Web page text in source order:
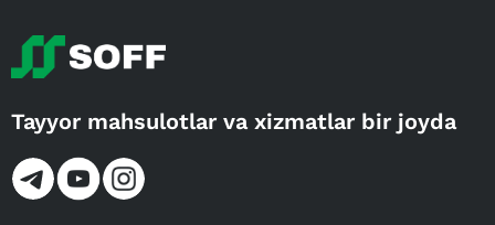
Tayyor mahsulotlar va xizmatlar bir joyda